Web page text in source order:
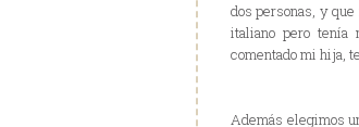
dos personas, y
italiano pero tenía
comentado mi hija,
Además elegimos